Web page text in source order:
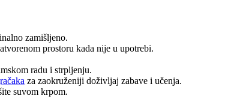
zamišljeno.
prostoru kada nije u upotrebi.
radu i strpljenju.
za zaokruženiji doživljaj zabave i učenja.
suvom krpom.